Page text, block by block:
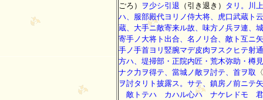
ごろ） ヲ少シ引退 （引き退き） タリ。川
ハ、服部殿代ヨリノ侍大将、虎口武蔵ト
蔵、大手ニ敵寄来ル故、味方ノ兵ヲ連、
寄手ノ大将ト出合、名ノリ合、敵ト互ニ
手ノ手首ヨリ竪腕マデ皮肉ヲスクヒテ射
方ハ、堤掃部・正院内匠・荒木弥助・樽
ナク力ヲ得テ、當城ノ敵ヲ討テ、首ヲ取
ヲ討タリト披露ス。サテ、鎮房ノ前ニテ
敵トテハ カハル心ハ ナケレドモ 君